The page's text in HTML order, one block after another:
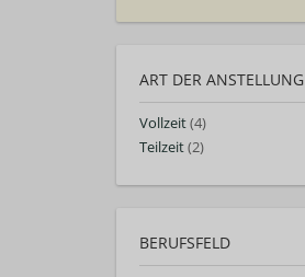
ART DER ANSTELLUNG
Vollzeit(4)
Teilzeit(2)
BERUFSFELD